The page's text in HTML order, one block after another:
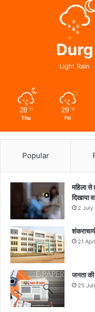
Durg
Light Rain
28 ℃
Thu
29 ℃
Fri
Popular
महिला
दिखाया
2 July
21
जनता
25